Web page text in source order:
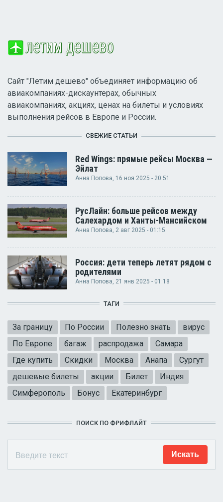
Сайт "Летим дешево" объединяет информацию об
авиакомпаниях-дискаунтерах, обычных
авиакомпаниях, акциях, ценах на билеты и условиях
выполнения рейсов в Европе и России.
СВЕЖИЕ СТАТЬИ
Red Wings: прямые рейсы Москва —
Эйлат
Анна Попова, 16 ноя 2025 - 20:51
РусЛайн: больше рейсов между
Салехардом и Ханты-Мансийском
Анна Попова , 2 авг 2025 - 01:15
Россия: дети теперь летят рядом с
родителями
Анна Попова, 21 янв 2025 - 01:18
ТАГИ
За границу По России Полезно знать
вирус
По Европе
багаж распродажа
Самара
Где купить
Скидки Москва Анапа
Сургут
дешевые билеты
акции Билет
Индия
Симферополь
Бонус Екатеринбург
ПОИСК ПО ФРИФЛАЙТ